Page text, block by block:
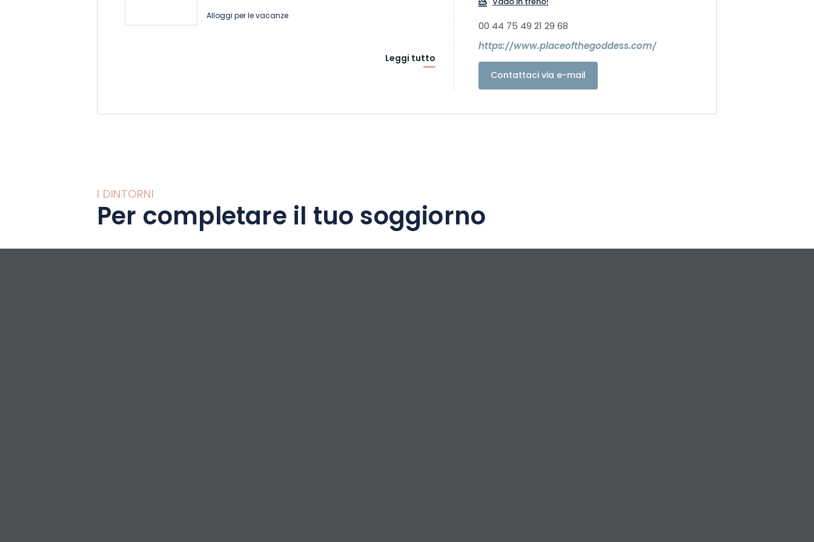
Alloggi per le vacanze
Leggi tutto
00 44 75 49 21 29 68
https://www.placeofthegoddess.com/
Contattaci via e-mail
I DINTORNI
Per completare il tuo soggiorno